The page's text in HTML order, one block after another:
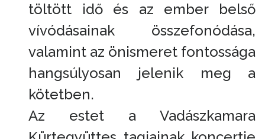
töltött idő és az ember belső
vívódásainak összefonódása,
valamint az önismeret fontossága
hangsúlyosan jelenik meg a
kötetben.
Az estet a Vadászkamara